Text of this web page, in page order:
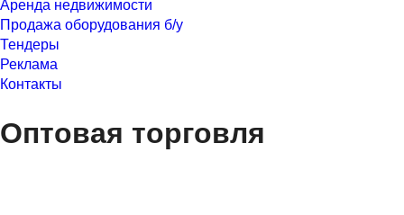
Аренда недвижимости
Продажа оборудования б/у
Тендеры
Реклама
Контакты
Оптовая торговля